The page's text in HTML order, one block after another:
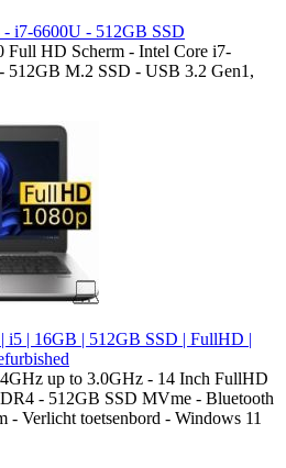
i7-6600U - 512GB SSD
Full HD Scherm - Intel Core i7-
M.2 SSD - USB 3.2 Gen1,
i5 | 16GB | 512GB SSD | FullHD |
up to 3.0GHz - 14 Inch FullHD
- 512GB SSD MVme - Bluetooth
- Verlicht toetsenbord - Windows 11